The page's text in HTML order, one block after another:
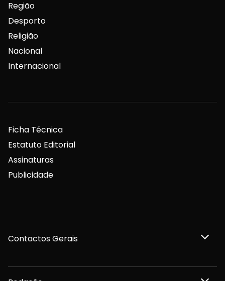
Região
Desporto
Religião
Nacional
Internacional
Ficha Técnica
Estatuto Editorial
Assinaturas
Publicidade
Contactos Gerais